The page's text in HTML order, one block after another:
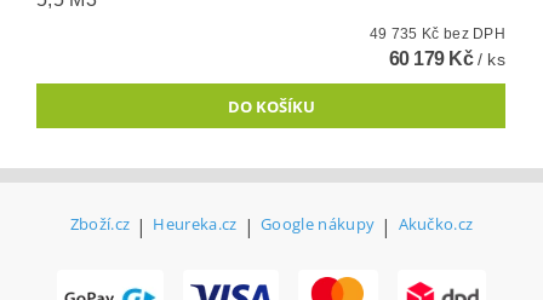
49 735 Kč bez DPH
60 179 Kč/ ks
Zboží.cz | Heureka.cz | Google nákupy | Akučko.cz